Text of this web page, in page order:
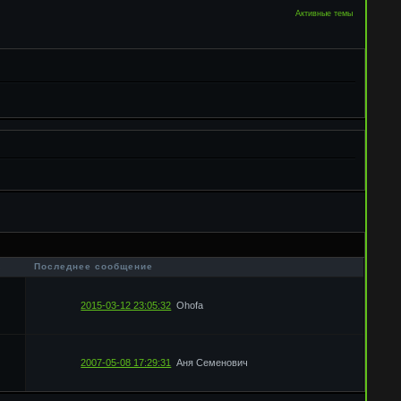
Активные темы
Последнее сообщение
2015-03-12 23:05:32 Ohofa
2007-05-08 17:29:31 Аня Семенович